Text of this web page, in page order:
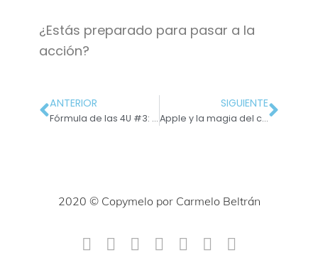
¿Estás preparado para pasar a la
acción?
ANTERIOR
Fórmula de las 4U #3: Todo depende de que sea útil
SIGUIENTE
Apple y la magia del copywriting: cómo trabaja su página web
2020 © Copymelo por Carmelo Beltrán